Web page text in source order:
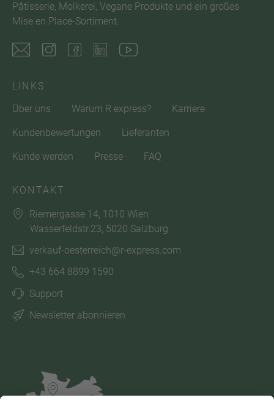
Pâtisserie, Molkerei, Vegane Produkte und ein großes
Mise en Place-Sortiment.
LINKS
Über uns
Warum R express? Karriere
Kundenbewertungen Lieferanten
Kunde werden Presse FAQ
KONTAKT
Riemergasse 14, 1010 Wien
Wasserfeldstr.23, 5020 Salzburg
verkauf-oesterreich@r-express.com
+43 664 8899 1590
Support
Newsletter abonnieren